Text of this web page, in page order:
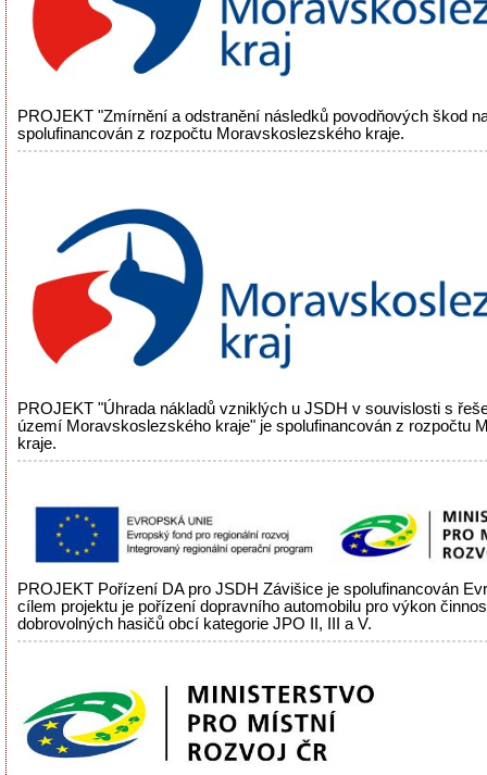
PROJEKT "Zmírnění a odstranění následků povodňových škod
spolufinancován z rozpočtu Moravskoslezského kraje.
PROJEKT "Úhrada nákladů vzniklých u JSDH v souvislosti s
území Moravskoslezského kraje" je spolufinancován z rozpočtu
kraje.
PROJEKT Pořízení DA pro JSDH Závišice je spolufinancován
cílem projektu je pořízení dopravního automobilu pro výkon
dobrovolných hasičů obcí kategorie JPO II, III a V.